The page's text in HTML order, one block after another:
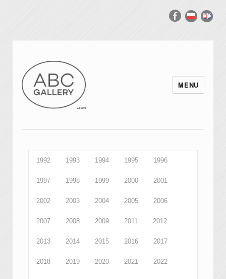
MENU
1992 1993 1994 1995 1996
1997 1998 1999 2000 2001
2002 2003 2004 2005 2006
2007 2008 2009 2011 2012
2013 2014 2015 2016 2017
2018 2019 2020 2021 2022